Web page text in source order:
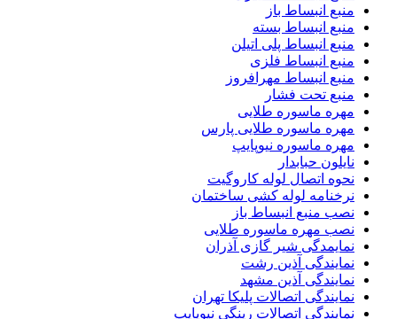
منبع انبساط باز
منبع انبساط بسته
منبع انبساط پلی اتیلن
منبع انبساط فلزی
منبع انبساط مهرافروز
منبع تحت فشار
مهره ماسوره طلایی
مهره ماسوره طلایی پارس
مهره ماسوره نیوپایپ
نایلون حبابدار
نحوه اتصال لوله کاروگیت
نرخنامه لوله کشی ساختمان
نصب منبع انبساط باز
نصب مهره ماسوره طلایی
نمایمدگی شیر گازی آذران
نمایندگی آذین رشت
نمایندگی آذین مشهد
نمایندگی اتصالات پلیکا تهران
نمایندگی اتصالات رینگی نیوپایپ